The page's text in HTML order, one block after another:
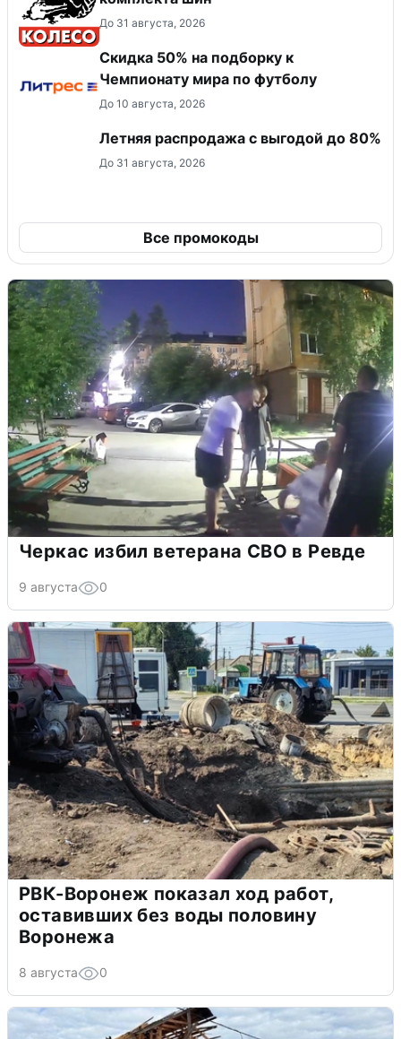
До 31 августа, 2026
Скидка 50% на подборку к
Чемпионату мира по футболу
До 10 августа, 2026
Летняя распродажа с выгодой до 80%
До 31 августа, 2026
Все промокоды
Черкас избил ветерана СВО в Ревде
9 августа 0
РВК-Воронеж показал ход работ,
оставивших без воды половину
Воронежа
8 августа 0